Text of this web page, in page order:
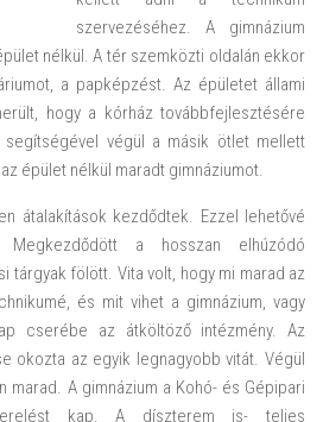
szervezéséhez. A gimnázium
nélkül. A tér szemközti oldalán ekkor
a papképzést. Az épületet állami
hogy a kórház továbbfejlesztésére
segítségével végül a másik ötlet mellett
épület nélkül maradt gimnáziumot.
átalakítások kezdődtek. Ezzel lehetővé
a hosszan elhúzódó
tárgyak fölött. Vita volt, hogy mi marad az
és mit vihet a gimnázium, vagy
cserébe az átköltöző intézmény. Az
okozta az egyik legnagyobb vitát. Végül
marad. A gimnázium a Kohó- és Gépipari
kap. A díszterem is- teljes